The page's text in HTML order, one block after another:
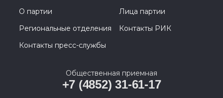
О партии
Лица партии
Региональные отделения
Контакты РИК
Контакты пресс-службы
Общественная приемная
+7 (4852) 31-61-17